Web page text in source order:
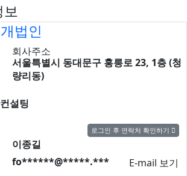
보
법인
회사주소
서울특별시 동대문구 홍릉로 23, 1층 (청
량리동)
설팅
로그인 후 연락처 확인하기
이종길
fo******@*****.*** E-mail 보기